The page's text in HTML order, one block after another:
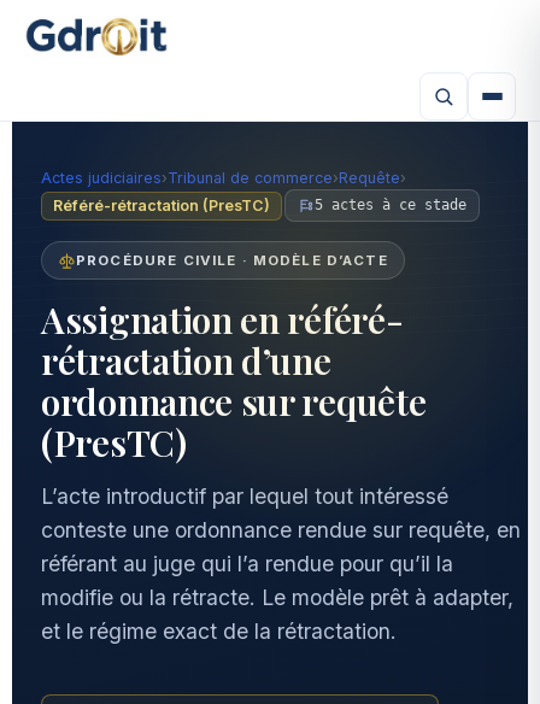
Actes judiciaires›Tribunal de commerce›Requête›
Référé-rétractation (PresTC)
5 actes à ce stade
PROCÉDURE CIVILE · MODÈLE D’ACTE
Assignation en référé-
rétractation d’une
ordonnance sur requête
(PresTC)
L’acte introductif par lequel tout intéressé
conteste une ordonnance rendue sur requête, en
référant au juge qui l’a rendue pour qu’il la
modifie ou la rétracte. Le modèle prêt à adapter,
et le régime exact de la rétractation.